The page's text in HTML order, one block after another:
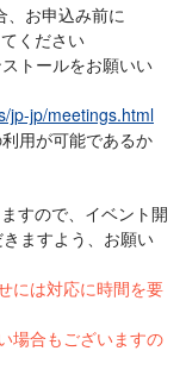
お申込み前に
ください
トールをお願いい
jp-jp/meetings.html
用が可能であるか
すので、イベント開
ますよう、お願い
には対応に時間を要
場合もございますの